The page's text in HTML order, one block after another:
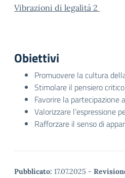
Vibrazioni di legalità 2
Obiettivi
Promuovere la cultura
Stimolare il pensiero critico
Favorire la partecipazione
Valorizzare l’espressione
Rafforzare il senso di
Pubblicato: 17.07.2025 -